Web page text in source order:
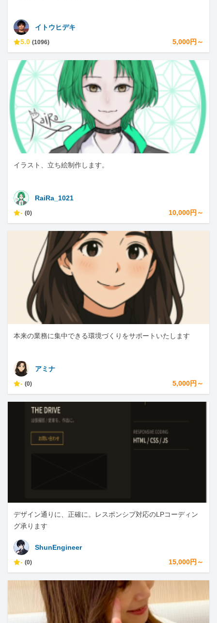
イトウヒデキ
5.0 (1096) 5,000円～
イラスト、立ち絵制作します。
RaiRa_1021
- (0) 10,000円～
本来の業務に集中できる環境づくりをサポートいたします
アミナ
- (0) 5,000円～
デザイン通りに、正確に。レスポンシブ対応のLPコーディン
グ承ります
ShunEngineer
- (0) 15,000円～